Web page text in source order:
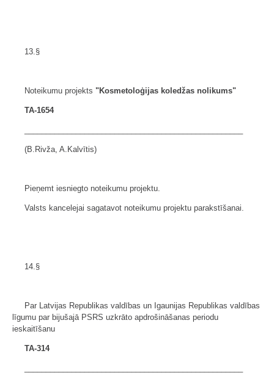
13.§
Noteikumu projekts "Kosmetoloģijas koledžas nolikums"
TA-1654
(B.Rivža, A.Kalvītis)
Pieņemt iesniegto noteikumu projektu.
Valsts kancelejai sagatavot noteikumu projektu parakstīšanai.
14.§
Par Latvijas Republikas valdības un Igaunijas Republikas valdības
līgumu par bijušajā PSRS uzkrāto apdrošināšanas periodu
ieskaitīšanu
TA-314